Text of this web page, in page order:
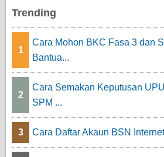
Trending
1
Cara Mohon BKC Fasa 3 dan
Bantua...
2
Cara Semakan Keputusan
SPM ...
3 Cara Daftar Akaun BSN